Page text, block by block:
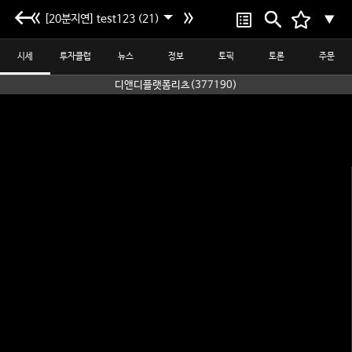
[20분지연] test123 (21) ▼
시세 투자클럽 뉴스 정보 토픽 토론 주문
디앤디플랫폼리츠(377190)